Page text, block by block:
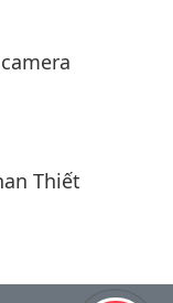
Thiết